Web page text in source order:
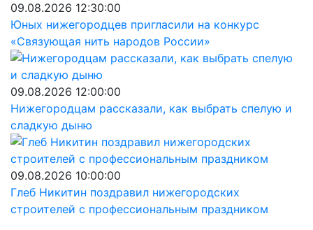
09.08.2026 12:30:00
Юных нижегородцев пригласили на конкурс
«Связующая нить народов России»
09.08.2026 12:00:00
Нижегородцам рассказали, как выбрать спелую и
сладкую дыню
09.08.2026 10:00:00
Глеб Никитин поздравил нижегородских
строителей с профессиональным праздником